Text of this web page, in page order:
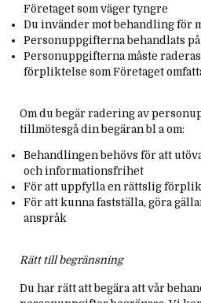
Företaget som väger tyngre
Du invänder mot behandling för
Personuppgifterna behandlats
Personuppgifterna måste
förpliktelse som Företaget
Om du begär radering av
tillmötesgå din begäran bl a om:
Behandlingen behövs för att
och informationsfrihet
För att uppfylla en rättslig
För att kunna fastställa, göra
anspråk
Rätt till begränsning
Du har rätt att begära att vår